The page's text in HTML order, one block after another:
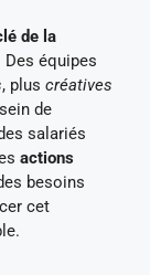
de la
Des équipes
, plus créatives
de
salariés
actions
besoins
cet